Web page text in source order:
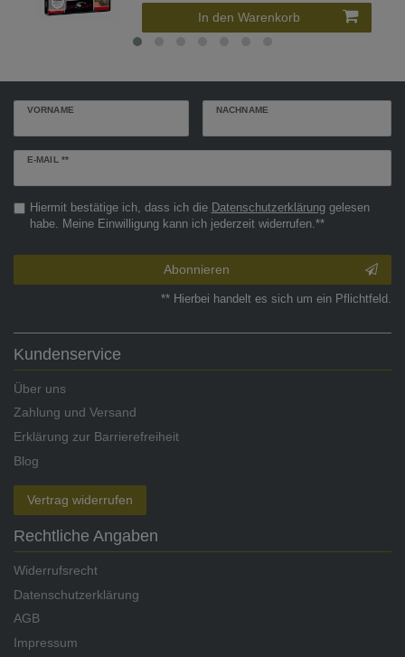
In den Warenkorb
VORNAME NACHNAME
E-MAIL **
Newsletter
Hiermit bestätige ich, dass ich die Daten­schutz­erklärunggelesen
habe. Meine Einwilligung kann ich jederzeit widerrufen.**
Abonnieren
** Hierbei handelt es sich um ein Pflichtfeld.
Kundenservice
Über uns
Zahlung und Versand
Erklärung zur Barrierefreiheit
Blog
Vertrag widerrufen
Rechtliche Angaben
Widerrufsrecht
Datenschutzerklärung
AGB
Impressum